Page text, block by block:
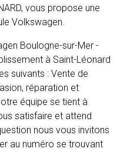
vous propose une
Volkswagen.
Boulogne-sur-Mer -
à Saint-Léonard
suivants : Vente de
réparation et
équipe se tient à
satisfaire et attend
nous vous invitons
au numéro se trouvant